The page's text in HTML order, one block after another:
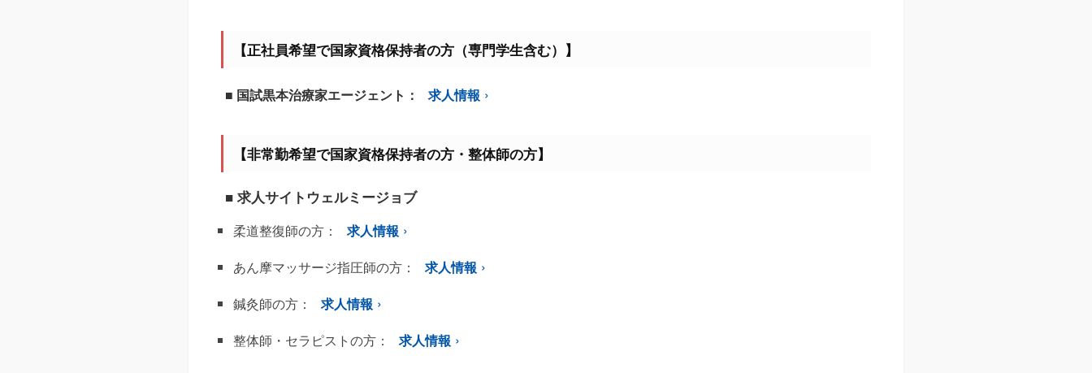
【正社員希望で国家資格保持者の方（専門学生含む）】
■ 国試黒本治療家エージェント： 求人情報
【非常勤希望で国家資格保持者の方・整体師の方】
■ 求人サイトウェルミージョブ
柔道整復師の方：
求人情報
あん摩マッサージ指圧師の方：
求人情報
鍼灸師の方：
求人情報
整体師・セラピストの方：
求人情報